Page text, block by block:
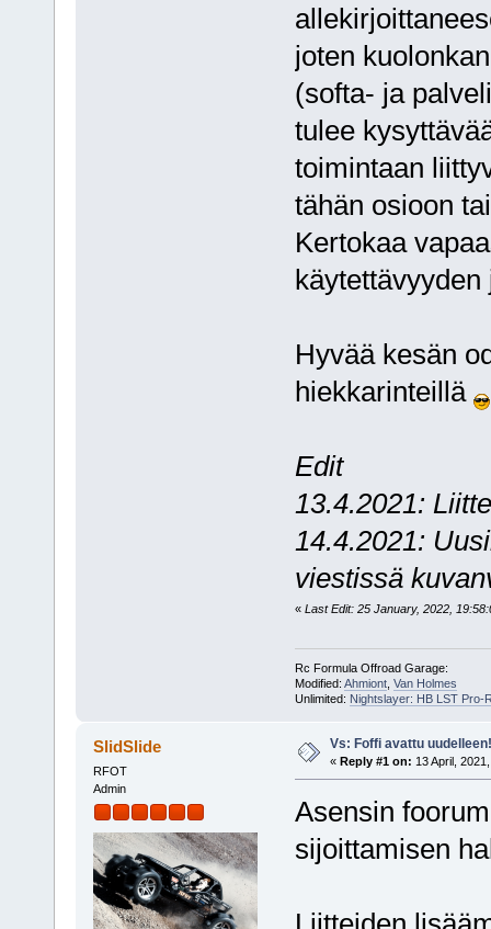
joten
(softa- ja
tulee
toimintaan
tähän osioon
Kertokaa
Hyvää kesän
hiekkarinteillä
Edit
13.4.2021:
14.4.2021:
viestissä
« Last Edit: 25 January, 2022,
Rc Formula Offroad Garage:
Modified: Ahmiont, Van Holmes
Unlimited: Nightslayer: HB LST Pro-
SlidSlide
RFOT
Admin
Vs: Foffi avattu uudelleen!
« Reply #1 on: 13 April,
Asensin
sijoittamisen